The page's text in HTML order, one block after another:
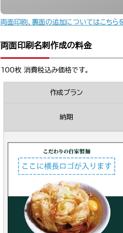
両面印刷、裏面の追加についてはこちら
両面印刷名刺作成の料金
100枚 消費税込み価格です。
作成プラン
納期